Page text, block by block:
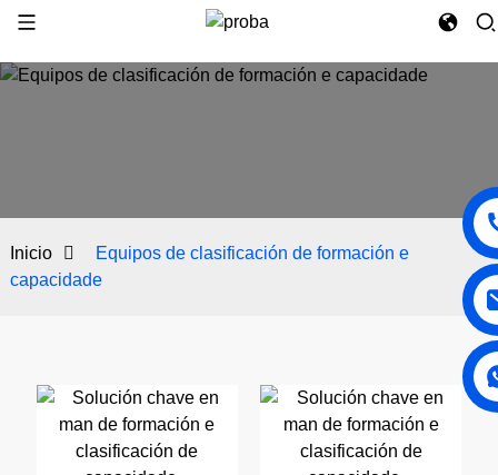
Inicio
Equipos de clasificación de formación e
capacidade